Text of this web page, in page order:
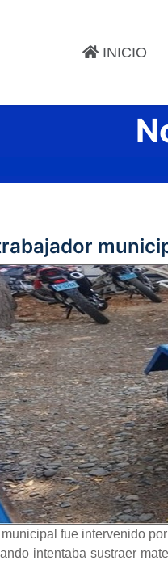
INICIO
fue intervenido
intentaba sustraer